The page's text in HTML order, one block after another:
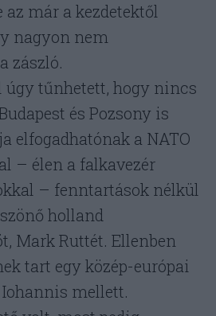
az már a kezdetektől
nagyon nem
zászló.
úgy tűnhetett, hogy nincs
és Pozsony is
elfogadhatónak a NATO
– élen a falkavezér
– fenntartások nélkül
holland
Mark Ruttét. Ellenben
tart egy közép-európai
mellett.